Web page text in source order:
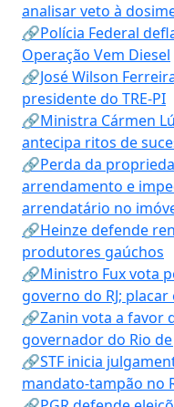
analisar veto à
🔗Polícia Federal
Operação Vem Diesel
🔗José Wilson
presidente do TRE-PI
🔗Ministra Cármen
antecipa ritos de
🔗Perda da
arrendamento e
arrendatário no
🔗Heinze defende
produtores gaúchos
🔗Ministro Fux vota
governo do RJ; placar
🔗Zanin vota a favor
governador do Rio de
🔗STF inicia
mandato-tampão no